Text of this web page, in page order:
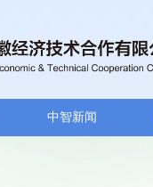
中智新闻